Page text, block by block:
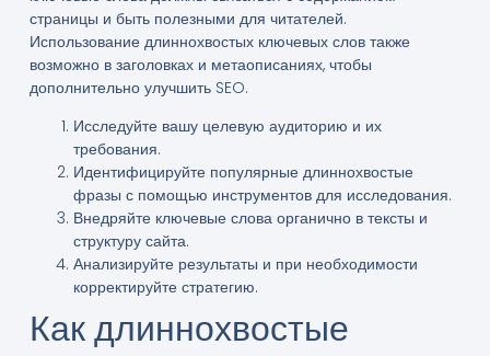
страницы и быть полезными для читателей.
Использование длиннохвостых ключевых слов также
возможно в заголовках и метаописаниях, чтобы
дополнительно улучшить SEO.
Исследуйте вашу целевую аудиторию и их
требования.
Идентифицируйте популярные длиннохвостые
фразы с помощью инструментов для исследования.
Внедряйте ключевые слова органично в тексты и
структуру сайта.
Анализируйте результаты и при необходимости
корректируйте стратегию.
Как длиннохвостые